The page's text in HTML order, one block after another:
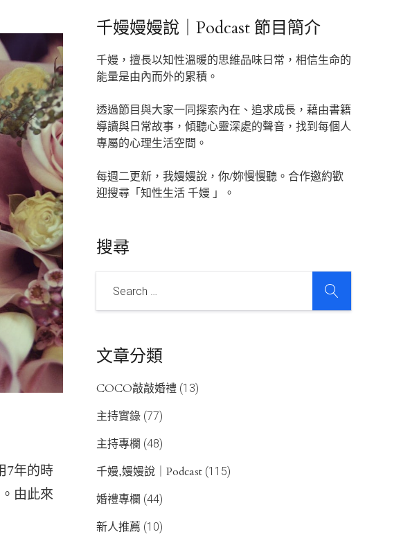
7年的時
由此來
千嫚嫚嫚說｜Podcast 節目簡介
千嫚，擅長以知性溫暖的思維品味日常，相信生命的
能量是由內而外的累積。
透過節目與大家一同探索內在、追求成長，藉由書籍
導讀與日常故事，傾聽心靈深處的聲音，找到每個人
專屬的心理生活空間。
每週二更新，我嫚嫚說，你/妳慢慢聽。合作邀約歡
迎搜尋「知性生活 千嫚 」。
搜尋
文章分類
COCO敲敲婚禮 (13)
主持實錄 (77)
主持專欄 (48)
千嫚,嫚嫚說｜Podcast (115)
婚禮專欄 (44)
新人推薦 (10)